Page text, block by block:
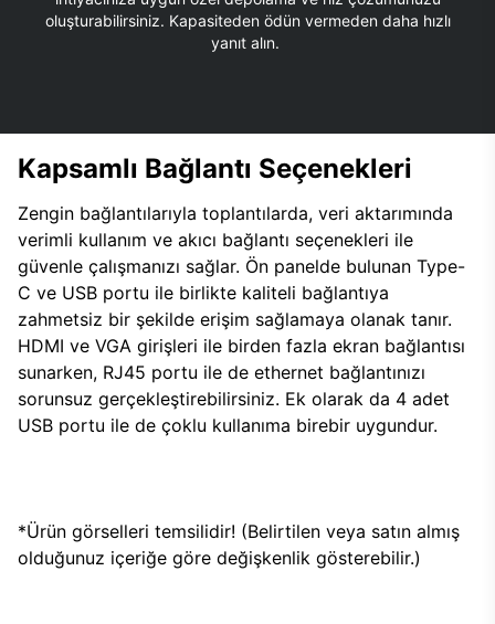
oluşturabilirsiniz. Kapasiteden ödün vermeden daha hızlı
yanıt alın.
Kapsamlı Bağlantı Seçenekleri
Zengin bağlantılarıyla toplantılarda, veri aktarımında
verimli kullanım ve akıcı bağlantı seçenekleri ile
güvenle çalışmanızı sağlar. Ön panelde bulunan Type-
C ve USB portu ile birlikte kaliteli bağlantıya
zahmetsiz bir şekilde erişim sağlamaya olanak tanır.
HDMI ve VGA girişleri ile birden fazla ekran bağlantısı
sunarken, RJ45 portu ile de ethernet bağlantınızı
sorunsuz gerçekleştirebilirsiniz. Ek olarak da 4 adet
USB portu ile de çoklu kullanıma birebir uygundur.
*Ürün görselleri temsilidir! (Belirtilen veya satın almış
olduğunuz içeriğe göre değişkenlik gösterebilir.)